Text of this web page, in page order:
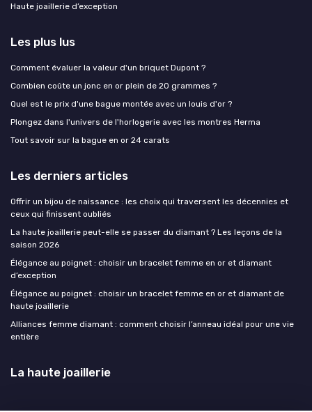
Haute joaillerie d’exception
Les plus lus
Comment évaluer la valeur d'un briquet Dupont ?
Combien coûte un jonc en or plein de 20 grammes ?
Quel est le prix d'une bague montée avec un louis d'or ?
Plongez dans l'univers de l'horlogerie avec les montres Herma
Tout savoir sur la bague en or 24 carats
Les derniers articles
Offrir un bijou de naissance : les choix qui traversent les décennies et
ceux qui finissent oubliés
La haute joaillerie peut-elle se passer du diamant ? Les leçons de la
saison 2026
Élégance au poignet : choisir un bracelet femme en or et diamant
d’exception
Élégance au poignet : choisir un bracelet femme en or et diamant de
haute joaillerie
Alliances femme diamant : comment choisir l’anneau idéal pour une vie
entière
La haute joaillerie